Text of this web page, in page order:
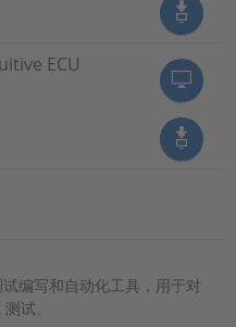
ECU
编写和自动化工具，用于对
试。